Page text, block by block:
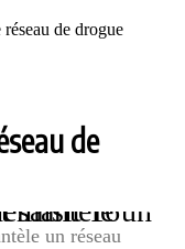
de drogue
de
un réseau